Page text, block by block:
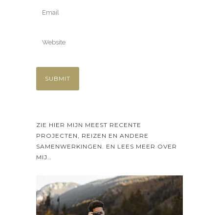
ZIE HIER MIJN MEEST RECENTE
PROJECTEN, REIZEN EN ANDERE
SAMENWERKINGEN. EN LEES MEER OVER
MIJ…